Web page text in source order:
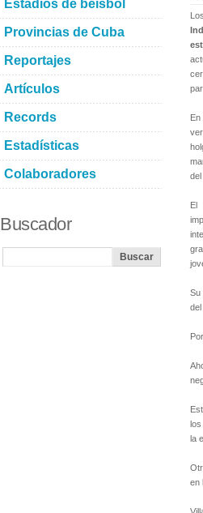
del
El
Su
del
los
la
en
Estadios de béisbol
Provincias de Cuba
Reportajes
Artículos
Records
Estadísticas
Colaboradores
Buscador